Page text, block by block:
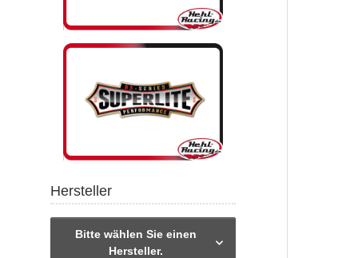
Hersteller
Bitte wählen Sie einen
Hersteller.